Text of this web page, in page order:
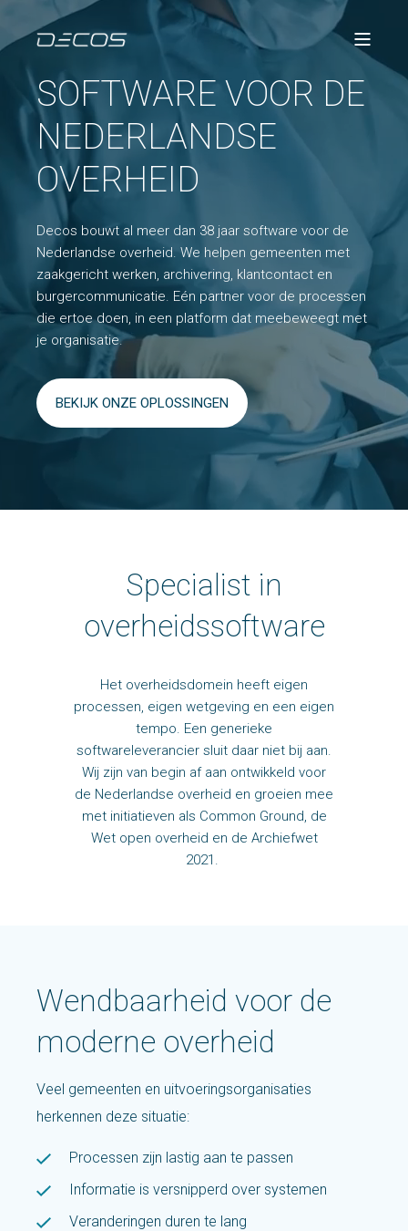
SOFTWARE VOOR DE
NEDERLANDSE
OVERHEID
Decos bouwt al meer dan 38 jaar software voor de
Nederlandse overheid. We helpen gemeenten met
zaakgericht werken, archivering, klantcontact en
burgercommunicatie. Eén partner voor de processen
die ertoe doen, in een platform dat meebeweegt met
je organisatie.
BEKIJK ONZE OPLOSSINGEN
Specialist in
overheidssoftware
Het overheidsdomein heeft eigen
processen, eigen wetgeving en een eigen
tempo. Een generieke
softwareleverancier sluit daar niet bij aan.
Wij zijn van begin af aan ontwikkeld voor
de Nederlandse overheid en groeien mee
met initiatieven als Common Ground, de
Wet open overheid en de Archiefwet
2021.
Wendbaarheid voor de
moderne overheid
Veel gemeenten en uitvoeringsorganisaties
herkennen deze situatie:
Processen zijn lastig aan te passen
Informatie is versnipperd over systemen
Veranderingen duren te lang